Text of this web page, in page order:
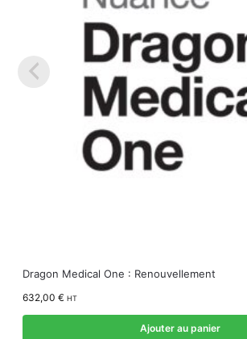
Dragon Medical One : Renouvellement
632,00 € HT
Ajouter au panier